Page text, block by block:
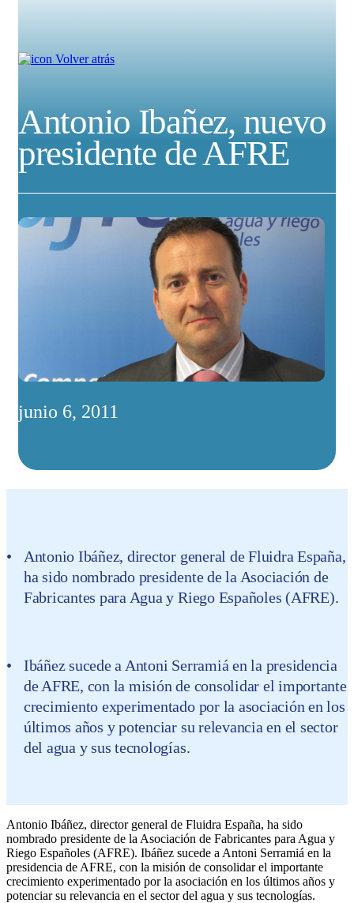
Volver atrás
Antonio Ibañez, nuevo
presidente de AFRE
junio 6, 2011
Antonio Ibáñez, director general de Fluidra España,
ha sido nombrado presidente de la Asociación de
Fabricantes para Agua y Riego Españoles (AFRE).
Ibáñez sucede a Antoni Serramiá en la presidencia
de AFRE, con la misión de consolidar el importante
crecimiento experimentado por la asociación en los
últimos años y potenciar su relevancia en el sector
del agua y sus tecnologías.
Antonio Ibáñez, director general de Fluidra España, ha sido
nombrado presidente de la Asociación de Fabricantes para Agua y
Riego Españoles (AFRE). Ibáñez sucede a Antoni Serramiá en la
presidencia de AFRE, con la misión de consolidar el importante
crecimiento experimentado por la asociación en los últimos años y
potenciar su relevancia en el sector del agua y sus tecnologías.